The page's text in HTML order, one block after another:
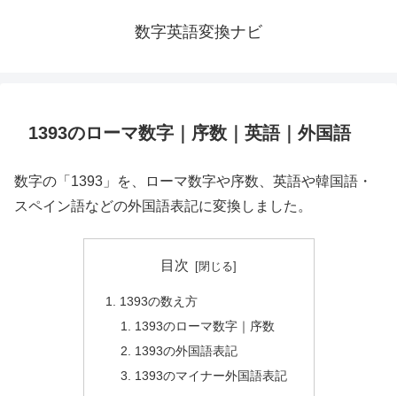
数字英語変換ナビ
1393のローマ数字｜序数｜英語｜外国語
数字の「1393」を、ローマ数字や序数、英語や韓国語・
スペイン語などの外国語表記に変換しました。
目次
1393の数え方
1393のローマ数字｜序数
1393の外国語表記
1393のマイナー外国語表記